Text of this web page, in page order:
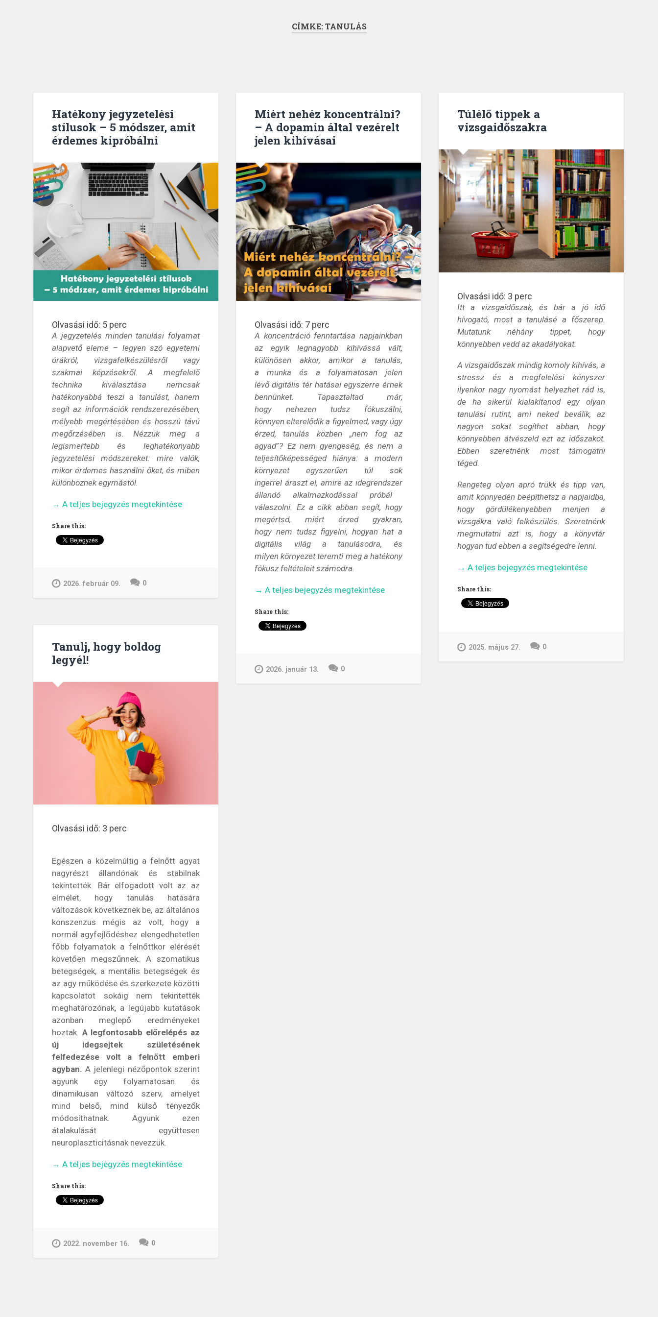
CÍMKE:TANULÁS
Hatékony jegyzetelési
stílusok – 5 módszer, amit
érdemes kipróbálni
Olvasási idő: 5 perc
A jegyzetelés minden tanulási folyamat
alapvető eleme – legyen szó egyetemi
órákról, vizsgafelkészülésrőlvagy
szakmai képzésekről. A megfelelő
technika kiválasztása nemcsak
hatékonyabbá teszi a tanulást, hanem
segít az információk rendszerezésében,
mélyebb megértésében és hosszú távú
megőrzésében is.Nézzükmeg a
legismertebb és leghatékonyabb
jegyzetelési módszereket: mire valók,
mikor érdemes használni őket, és miben
különböznek egymástól.
„Hatékony
stílusok
–
amit
érdemes
→ A teljes bejegyzés megtekintése
Share this:
2026. február 09. 0
Miért nehéz koncentrálni?
– A dopamin által vezérelt
jelen kihívásai
Olvasási idő: 7 perc
A koncentráció fenntartása napjainkban
az egyik legnagyobb kihívássá vált,
különösen akkor, amikor a tanulás,
amunka és a folyamatosan jelen
lévődigitális térhatásai egyszerre érnek
bennünket. Tapasztaltad már,
hogy nehezen tudsz fókuszálni,
könnyenelterelődik a figyelmed, vagy úgy
érzed, tanulás közben „nem fog az
agyad”? Ez nem gyengeség, és nem a
teljesítőképességed hiánya: a modern
környezet egyszerűen túl sok
ingerrel áraszt el, amire az idegrendszer
állandó alkalmazkodással próbál
válaszolni. Ez a cikk abban segít, hogy
megértsd, miért érzed gyakran,
hogynem tudsz figyelni, hogyan hat a
digitális világa tanulásodra, és
milyenkörnyezetteremti meg a hatékony
fókusz feltételeit számodra.
„Miért
koncentrálni?
–
által
vezérelt
→ A teljes bejegyzés megtekintése
Share this:
2026. január 13. 0
Túlélő tippek a
vizsgaidőszakra
Olvasási idő: 3 perc
Itt a vizsgaidőszak, és bár a jó idő
hívogató, most a tanulásé a főszerep.
Mutatunk néhány tippet, hogy
könnyebben vedd az akadályokat.
A vizsgaidőszak mindig komoly kihívás, a
stressz és a megfelelési kényszer
ilyenkor nagy nyomást helyezhet rád is,
de ha sikerül kialakítanod egy olyan
tanulási rutint, ami neked beválik, az
nagyon sokat segíthet abban, hogy
könnyebben átvészeld ezt az időszakot.
Ebben szeretnénk most támogatni
téged.
Rengeteg olyan apró trükk és tipp van,
amit könnyedén beépíthetsz a napjaidba,
hogy gördülékenyebben menjen a
vizsgákra való felkészülés. Szeretnénk
megmutatni azt is, hogy a könyvtár
hogyan tud ebben a segítségedre lenni.
„Túlélő
a
vizsgaidőszakra”
→ A teljes bejegyzés megtekintése
Share this:
2025. május 27. 0
Tanulj, hogy boldog
legyél!
Olvasási idő: 3 perc
Egészen a közelmúltig a felnőtt agyat
nagyrészt állandónak és stabilnak
tekintették. Bár elfogadott volt az az
elmélet, hogy tanulás hatására
változások következnek be, az általános
konszenzus mégis az volt, hogy a
normál agyfejlődéshez elengedhetetlen
főbb folyamatok a felnőttkor elérését
követően megszűnnek. A szomatikus
betegségek, a mentális betegségek és
az agy működése és szerkezete közötti
kapcsolatot sokáig nem tekintették
meghatározónak, a legújabb kutatások
azonban meglepő eredményeket
hoztak. A legfontosabb előrelépés az
új idegsejtek születésének
felfedezése volt a felnőtt emberi
agyban. A jelenlegi nézőpontok szerint
agyunk egy folyamatosan és
dinamikusan változó szerv, amelyet
mind belső, mind külső tényezők
módosíthatnak. Agyunk ezen
átalakulását együttesen
neuroplaszticitásnak nevezzük.
„Tanulj,
boldog
legyél!”
→ A teljes bejegyzés megtekintése
Share this:
2022. november 16. 0